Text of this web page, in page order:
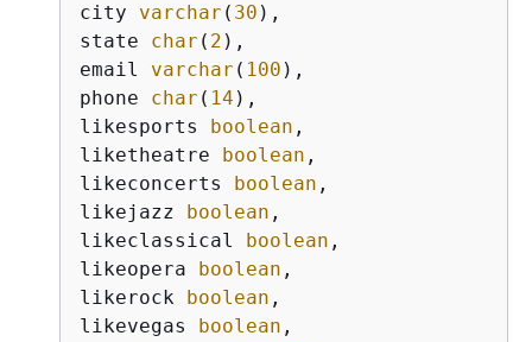
city varchar ( 30 ),
state char ( 2 ),
email varchar ( 100 ),
phone char ( 14 ),
likesports
boolean ,
liketheatre
boolean ,
likeconcerts
boolean ,
likejazz
boolean ,
likeclassical
boolean ,
likeopera
boolean ,
likerock
boolean ,
likevegas
boolean ,